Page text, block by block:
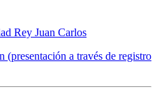
Rey Juan Carlos
a través de registro